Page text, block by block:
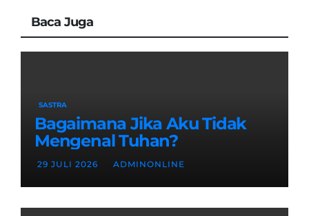
Baca Juga
SASTRA
Bagaimana Jika Aku Tidak
Mengenal Tuhan?
29 JULI 2026 ADMINONLINE